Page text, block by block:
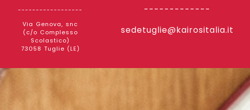
------------------
Via Genova, snc
(c/o Complesso
Scolastico)
73058 Tuglie (LE)
-------------
sedetuglie@kairositalia.it